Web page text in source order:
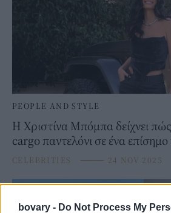
bovary - Do Not Process My
PEOPLE AND STYLE
Η Χριστίνα Μπόμπα δείχνει
cargo παντελόνι σε ένα
CELEBRITIES ⸻ 24 NOV 2025